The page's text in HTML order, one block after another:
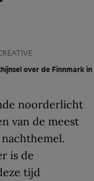
over de Finnmark in
noorderlicht
van de meest
is de
tijd